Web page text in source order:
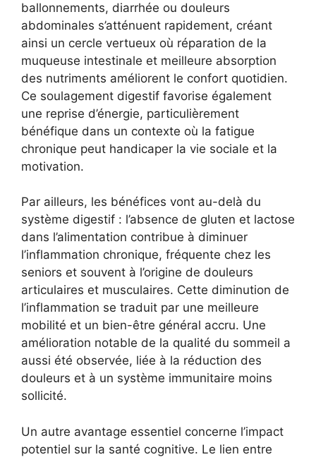
ballonnements, diarrhée ou douleurs
abdominales s’atténuent rapidement, créant
ainsi un cercle vertueux où réparation de la
muqueuse intestinale et meilleure absorption
des nutriments améliorent le confort quotidien.
Ce soulagement digestif favorise également
une reprise d’énergie, particulièrement
bénéfique dans un contexte où la fatigue
chronique peut handicaper la vie sociale et la
motivation.
Par ailleurs, les bénéfices vont au-delà du
système digestif : l’absence de gluten et lactose
dans l’alimentation contribue à diminuer
l’inflammation chronique, fréquente chez les
seniors et souvent à l’origine de douleurs
articulaires et musculaires. Cette diminution de
l’inflammation se traduit par une meilleure
mobilité et un bien-être général accru. Une
amélioration notable de la qualité du sommeil a
aussi été observée, liée à la réduction des
douleurs et à un système immunitaire moins
sollicité.
Un autre avantage essentiel concerne l’impact
potentiel sur la santé cognitive. Le lien entre